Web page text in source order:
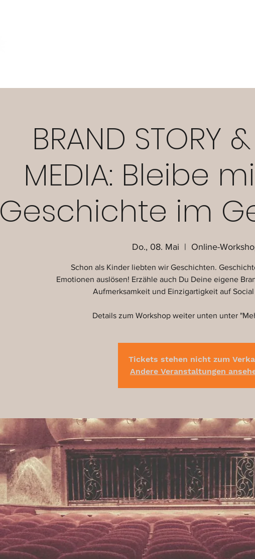
BRAND STORY
MEDIA: Bleibe
Geschichte im
Do., 08. Mai
  |
Online-
Schon als Kinder liebten wir Geschichten.
Emotionen auslösen! Erzähle auch Du Deine eigene
Aufmerksamkeit und Einzigartigkeit auf Social
Details zum Workshop weiter unten unter
Tickets stehen nicht zum
Andere Veranstaltungen